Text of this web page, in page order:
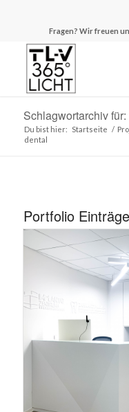
Fragen? Wir freuen
Schlagwortarchiv
Du bist hier: Startseite /
dental
Portfolio Einträge